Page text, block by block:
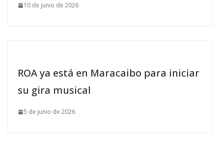
10 de junio de 2026
ROA ya está en Maracaibo para iniciar
su gira musical
5 de junio de 2026